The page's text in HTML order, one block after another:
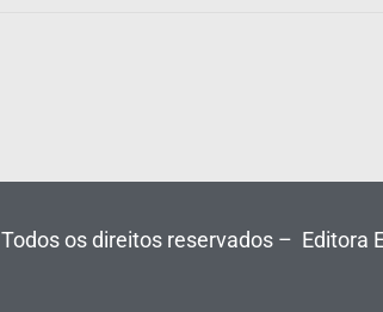
Todos os direitos reservados – Editora